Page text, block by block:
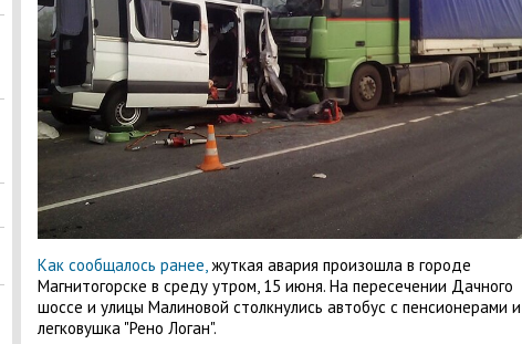
Как сообщалось ранее,жуткая авария произошла в городе
Магнитогорске в среду утром, 15 июня. На пересечении Дачного
шоссе и улицы Малиновой столкнулись автобус с пенсионерами и
легковушка "Рено Логан".